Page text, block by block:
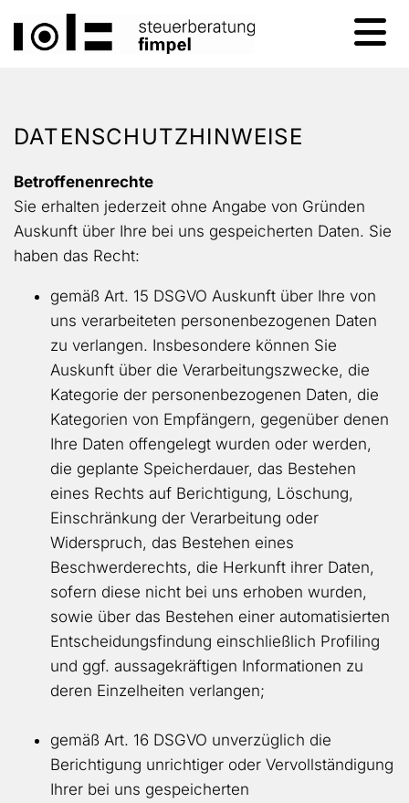
DATENSCHUTZHINWEISE
Betroffenenrechte
Sie erhalten jederzeit ohne Angabe von Gründen
Auskunft über Ihre bei uns gespeicherten Daten. Sie
haben das Recht:
gemäß Art. 15 DSGVO Auskunft über Ihre von
uns verarbeiteten personenbezogenen Daten
zu verlangen. Insbesondere können Sie
Auskunft über die Verarbeitungszwecke, die
Kategorie der personenbezogenen Daten, die
Kategorien von Empfängern, gegenüber denen
Ihre Daten offengelegt wurden oder werden,
die geplante Speicherdauer, das Bestehen
eines Rechts auf Berichtigung, Löschung,
Einschränkung der Verarbeitung oder
Widerspruch, das Bestehen eines
Beschwerderechts, die Herkunft ihrer Daten,
sofern diese nicht bei uns erhoben wurden,
sowie über das Bestehen einer automatisierten
Entscheidungsfindung einschließlich Profiling
und ggf. aussagekräftigen Informationen zu
deren Einzelheiten verlangen;
gemäß Art. 16 DSGVO unverzüglich die
Berichtigung unrichtiger oder Vervollständigung
Ihrer bei uns gespeicherten